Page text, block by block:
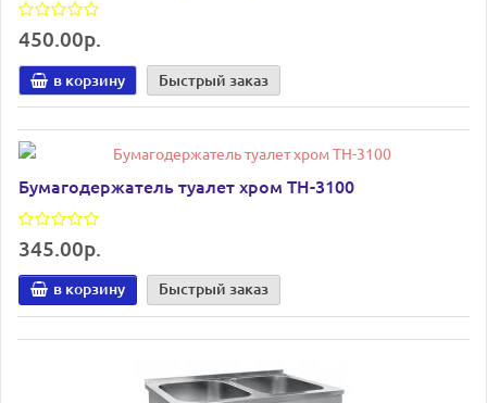
450.00р.
в корзину Быстрый заказ
Бумагодержатель туалет хром ТН-3100
345.00р.
в корзину Быстрый заказ